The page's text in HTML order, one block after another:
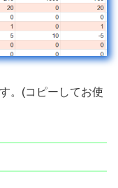
。(コピーしてお使